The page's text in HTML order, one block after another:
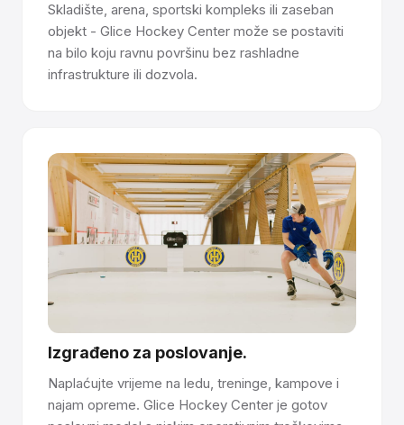
Skladište, arena, sportski kompleks ili zaseban
objekt - Glice Hockey Center može se postaviti
na bilo koju ravnu površinu bez rashladne
infrastrukture ili dozvola.
Izgrađeno za poslovanje.
Naplaćujte vrijeme na ledu, treninge, kampove i
najam opreme. Glice Hockey Center je gotov